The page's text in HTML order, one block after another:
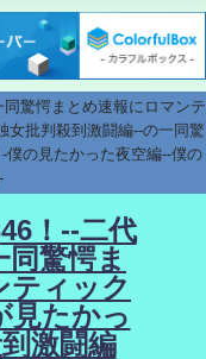
驚愕まとめ速報にロマンテ
女批判殺到激闘編--の一同驚
の見たかった夜空編--僕の
！--二代
同驚愕ま
ティック
見たかっ
激闘編